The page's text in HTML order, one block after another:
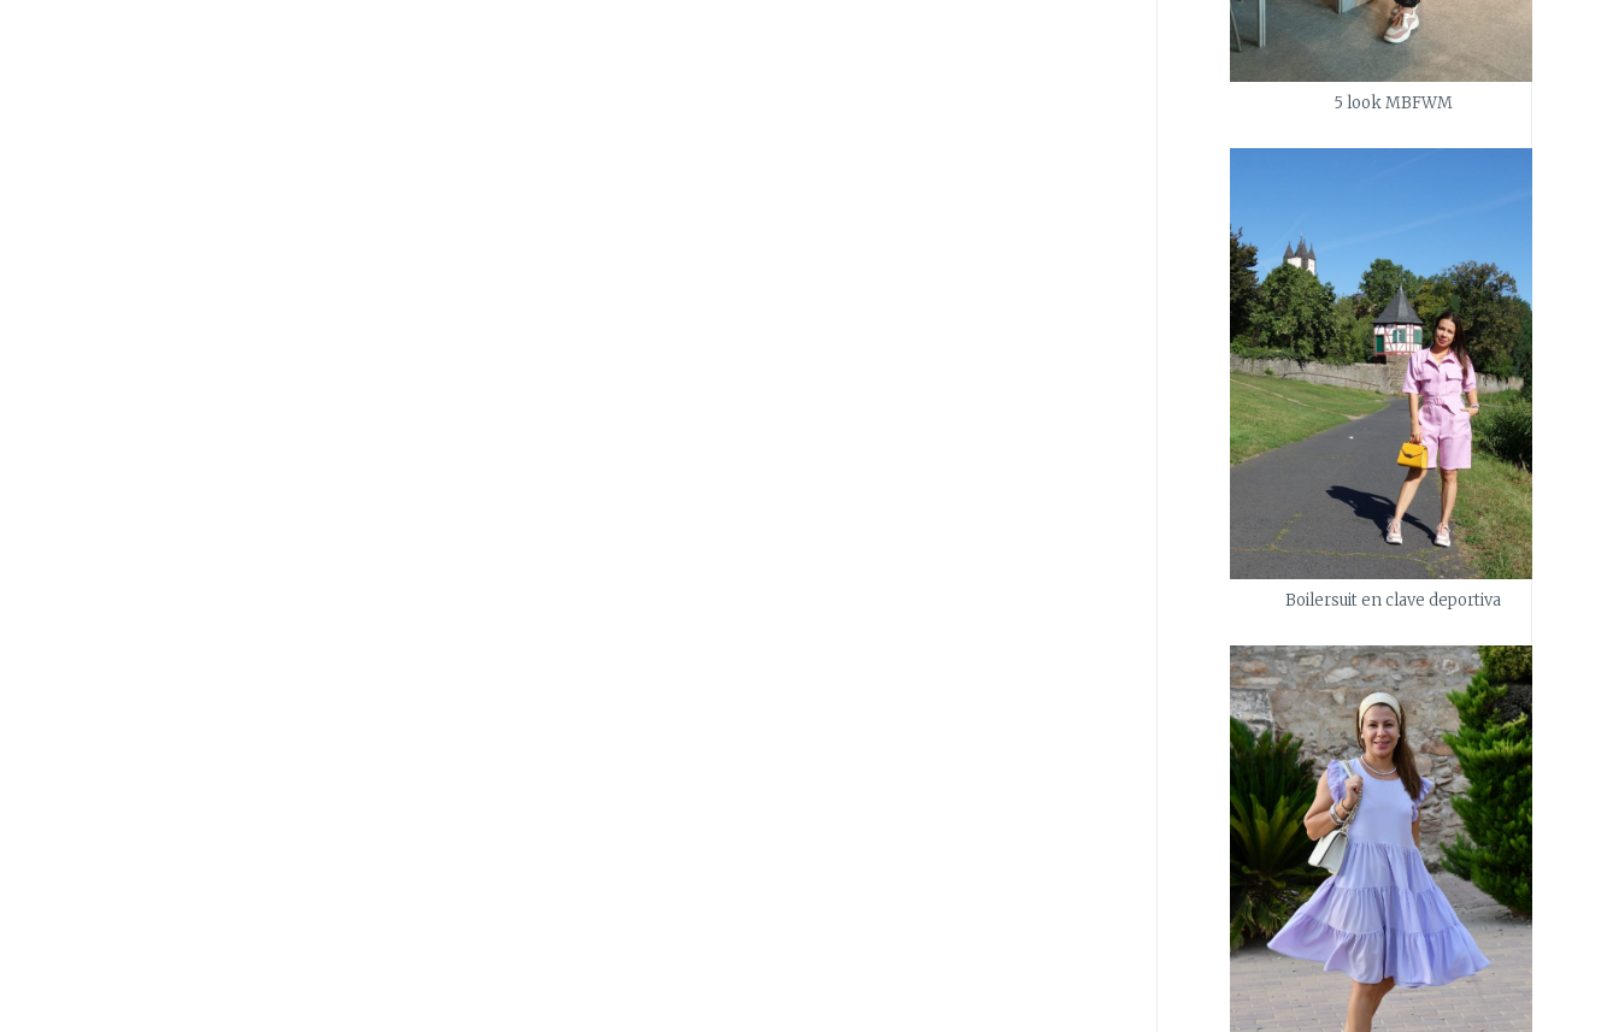
5 look MBFWM
Boilersuit en clave deportiva